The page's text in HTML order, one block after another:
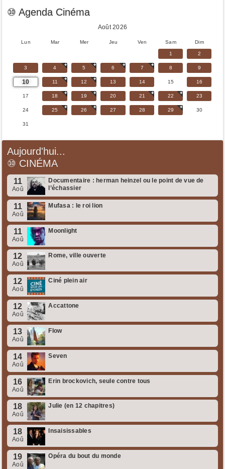
⑩ Agenda Cinéma
Août 2026
Lun Mar Mer Jeu Ven Sam Dim
1 2
3 4 5 6 7 8 9
10 11 12 13 14 15 16
17 18 19 20 21 22 23
24 25 26 27 28 29 30
31
Aujourd'hui...
⑩ CINÉMA
11
Aoû
Documentaire : herman heinzel ou le point de vue de
l’échassier
11
Aoû
Mufasa : le roi lion
11
Aoû
Moonlight
12
Aoû
Rome, ville ouverte
12
Aoû
Ciné plein air
12
Aoû
Accattone
13
Aoû
Flow
14
Aoû
Seven
16
Aoû
Erin brockovich, seule contre tous
18
Aoû
Julie (en 12 chapitres)
18
Aoû
Insaisissables
19
Aoû
Opéra du bout du monde